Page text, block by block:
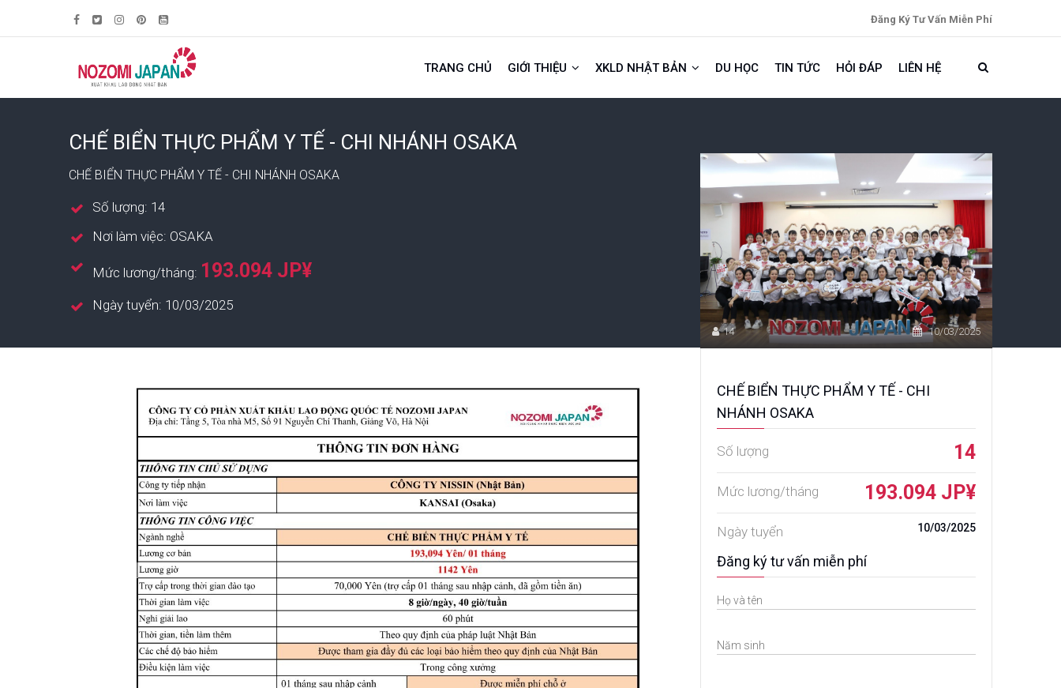
Đăng Ký Tư Vấn Miễn Phí
TRANG CHỦ GIỚI THIỆU XKLD NHẬT BẢN DU HỌC TIN TỨC HỎI ĐÁP LIÊN HỆ
CHẾ BIỂN THỰC PHẨM Y TẾ - CHI NHÁNH OSAKA
CHẾ BIỂN THỰC PHẨM Y TẾ - CHI NHÁNH OSAKA
Số lượng: 14
Nơi làm việc: OSAKA
Mức lương/tháng: 193.094 JP¥
Ngày tuyển: 10/03/2025
10/03/2025
14
CHẾ BIỂN THỰC PHẨM Y TẾ - CHI
NHÁNH OSAKA
Số lượng 14
Mức lương/tháng 193.094 JP¥
Ngày tuyển 10/03/2025
Đăng ký tư vấn miễn phí